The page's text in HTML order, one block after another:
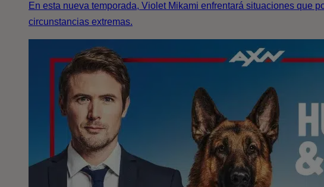
En esta nueva temporada, Violet Mikami enfrentará situaciones que
circunstancias extremas.